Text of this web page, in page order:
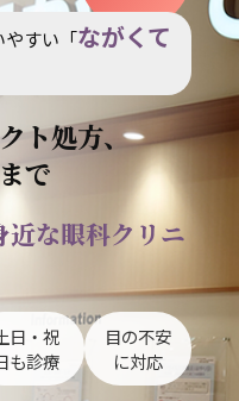
やすい「ながくて
ト処方、
で
近な眼科クリニ
日・祝
も診療
目の不安
に対応